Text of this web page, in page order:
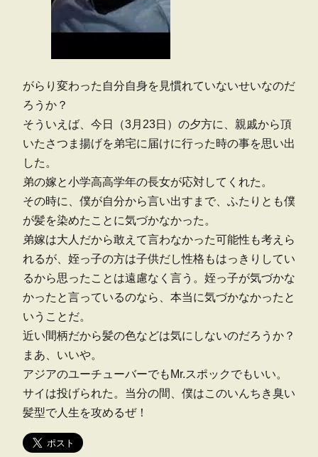
がらり変わった自分自身を見慣れていないせいなのだ
ろうか？
そういえば、今日（3月23日）の夕方に、親戚から頂
いたさつま揚げを弟宅に届けに行った時の事を思い出
した。
弟の嫁と小学高高学年の長女が応対してくれた。
その時に、僕が自分から言い出すまで、ふたりとも僕
が髪を染めたことに気づかなかった。
弟嫁は大人だから敢えて言わなかった可能性も考えら
れるが、姪っ子の方は子供だし性格もはっきりしてい
るから思ったことは遠慮なく言う。姪っ子が気づかな
かったと言っているのなら、本当に気づかなかったと
いうことだ。
近い間柄だから髪の色などは気にしないのだろうか？
まあ、いいや。
アジアのユーチューバーでもMr.スポックでもいい。
サイは投げられた。当分の間、僕はこのいんちき臭い
髪型で人生を攻めるぜ！